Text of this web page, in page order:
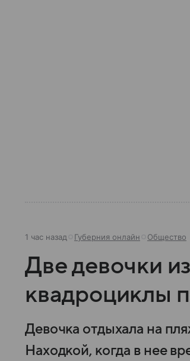
1 час назад Губерния онлайн Общество
Две девочки
квадроциклы
Девочка отдыхала на
Находкой, когда в нее